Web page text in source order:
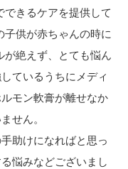
できるケアを提供して
子供が赤ちゃんの時に
が絶えず、とても悩ん
ているうちにメディ
モン軟膏が離せなか
せん。
助けになればと思っ
悩みなどございまし